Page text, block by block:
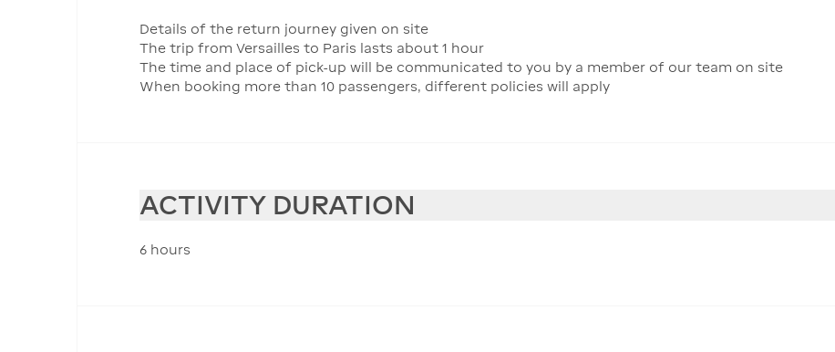
Details of the return journey given on site
The trip from Versailles to Paris lasts about 1 hour
The time and place of pick-up will be communicated to you by a member of our team on site
When booking more than 10 passengers, different policies will apply
ACTIVITY DURATION
6 hours